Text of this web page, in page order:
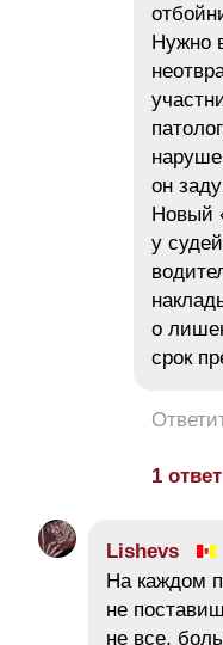
Нужно
он
Новый
у
о
срок
1
Lishevs
На каждом
не
не все,